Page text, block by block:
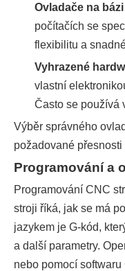
Ovladače na
počítačích se
flexibilitu a
Vyhrazené
vlastní
Často se používá
Výběr správného
požadované přesnosti
Programování a
Programování CNC
stroji říká, jak se má
jazykem je G-kód,
a další parametry.
nebo pomocí